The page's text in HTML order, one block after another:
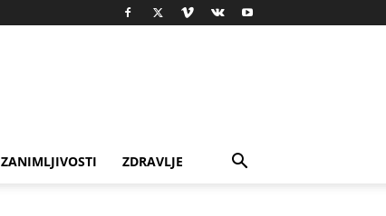
ZANIMLJIVOSTI ZDRAVLJE